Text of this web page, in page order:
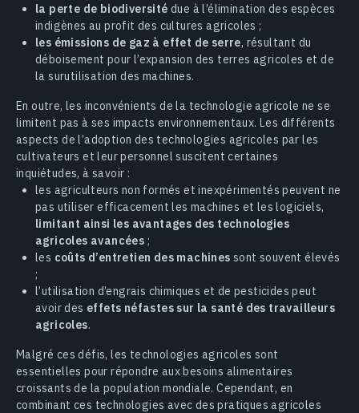
la perte de biodiversité due à l’élimination des espèces
indigènes au profit des cultures agricoles ;
les émissions de gaz à effet de serre, résultant du
déboisement pour l’expansion des terres agricoles et de
la surutilisation des machines.
En outre, les inconvénients de la technologie agricole ne se
limitent pas à ses impacts environnementaux. Les différents
aspects de l’adoption des technologies agricoles par les
cultivateurs et leur personnel suscitent certaines
inquiétudes, à savoir :
les agriculteurs non formés et inexpérimentés peuvent ne
pas utiliser efficacement les machines et les logiciels,
limitant ainsi les avantages des technologies
agricoles avancées ;
les coûts d’entretien des machines sont souvent élevés
;
l’utilisation d’engrais chimiques et de pesticides peut
avoir des effets néfastes sur la santé des travailleurs
agricoles.
Malgré ces défis, les technologies agricoles sont
essentielles pour répondre aux besoins alimentaires
croissants de la population mondiale. Cependant, en
combinant ces technologies avec des pratiques agricoles